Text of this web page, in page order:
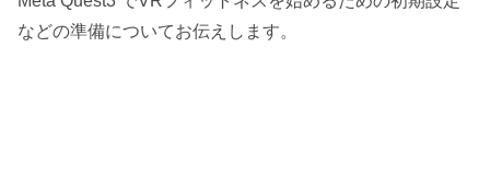
などの準備についてお伝えします。